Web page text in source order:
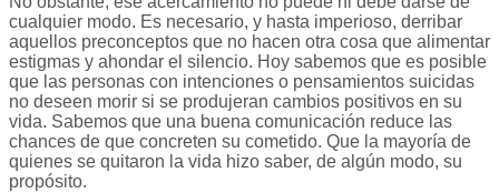
cualquier modo. Es necesario, y hasta imperioso, derribar
aquellos preconceptos que no hacen otra cosa que alimentar
estigmas y ahondar el silencio. Hoy sabemos que es posible
que las personas con intenciones o pensamientos suicidas
no deseen morir si se produjeran cambios positivos en su
vida. Sabemos que una buena comunicación reduce las
chances de que concreten su cometido. Que la mayoría de
quienes se quitaron la vida hizo saber, de algún modo, su
propósito.